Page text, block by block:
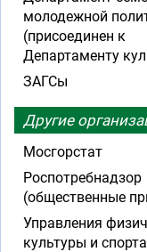
молодежной
(присоединен к
Департаменту
ЗАГСы
Другие
Мосгорстат
Роспотребнадзор
(общественные
Управления
культуры и спорта